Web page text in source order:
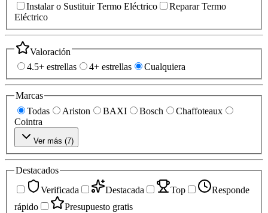
Instalar o Sustituir Termo Eléctrico
Reparar Termo
Eléctrico
Valoración
4.5+ estrellas
4+ estrellas Cualquiera
Marcas
Todas
Ariston BAXI Bosch
Chaffoteaux
Cointra
Ver más (7)
Destacados
Verificada
Destacada Top
Responde
rápido
Presupuesto gratis